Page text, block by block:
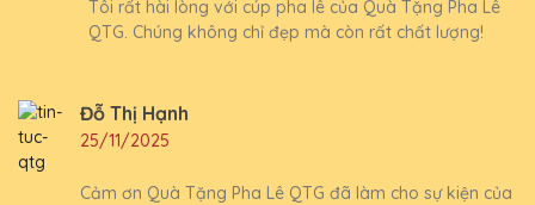
Tôi rất hài lòng với cúp pha lê của Quà Tặng Pha Lê
QTG. Chúng không chỉ đẹp mà còn rất chất lượng!
Đỗ Thị Hạnh
25/11/2025
Cảm ơn Quà Tặng Pha Lê QTG đã làm cho sự kiện của